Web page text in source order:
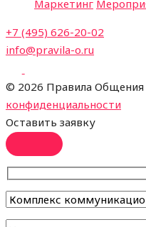
Маркетинг
+7 (495) 626-20-02
info@pravila-o.ru
© 2026 Правила Общения
конфиденциальности
Оставить заявку